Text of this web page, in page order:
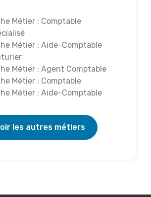
Métier : Comptable
Métier : Aide-Comptable
Métier : Agent Comptable
Métier : Comptable
Métier : Aide-Comptable
les autres métiers